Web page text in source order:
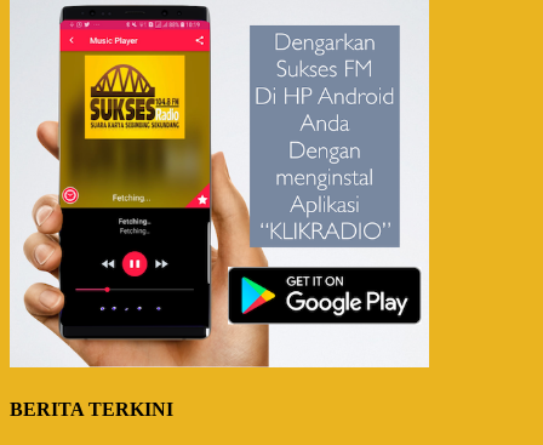
BERITA TERKINI